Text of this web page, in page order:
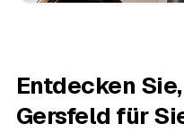
Entdecken
Gersfeld für